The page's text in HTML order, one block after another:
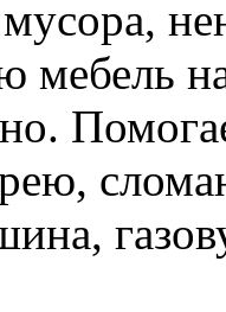
мусора,
мебель